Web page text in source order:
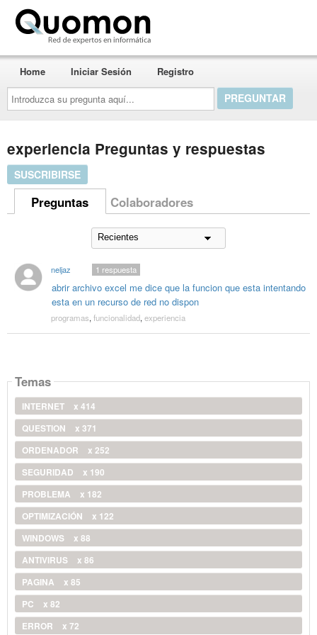
Introduzca
su
pregunta
aquí...
Home Iniciar Sesión Registro
experiencia Preguntas y respuestas
SUSCRIBIRSE
Preguntas Colaboradores
neljaz
abrir archivo excel me dice que la funcion que esta intentando
esta en un recurso de red no dispon
1 respuesta
programas, funcionalidad, experiencia
Temas
INTERNET
x 414
QUESTION
x 371
ORDENADOR
x 252
SEGURIDAD
x 190
PROBLEMA
x 182
OPTIMIZACIÓN
x 122
WINDOWS
x 88
ANTIVIRUS
x 86
PAGINA
x 85
PC
x 82
ERROR
x 72